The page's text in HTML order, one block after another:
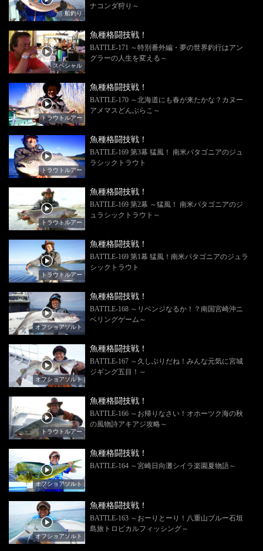
船釣り
ナコンダ狩り～
スペシャル
魚種格闘技戦！
BATTLE-171 ～特別番外編・夢の世界釣行はアン
グラーの人生を変える～
トラウトルアー
魚種格闘技戦！
BATTLE-170 ～北海道にも春が来たかな？カヌー
アメマスどんぶらこ～
トラウトルアー
魚種格闘技戦！
BATTLE-169 第3幕 猛風！ 南米パタゴニアのジュ
ラシックトラウト
トラウトルアー
魚種格闘技戦！
BATTLE-169 第2幕 ～猛風！ 南米パタゴニアのジ
ュラシックトラウト～
トラウトルアー
魚種格闘技戦！
BATTLE-169 第1幕 猛風！南米パタゴニアのジュラ
シックトラウト
オフショアソルト
魚種格闘技戦！
BATTLE-168 ～リベンジなるか！？南国宮崎沖ニ
ベリングゲーム～
オフショアソルト
魚種格闘技戦！
BATTLE-167 ～久しぶりだね！みんな元気に宮城
ジギング五目！～
トラウトルアー
魚種格闘技戦！
BATTLE-166 ～お帰りなさい！オホーツク海の秋
の風物詩アキアジ攻略～
オフショアソルト
魚種格闘技戦！
BATTLE-164 ～宮崎日向灘シイラ楽園夏物語～
オフショアソルト
魚種格闘技戦！
BATTLE-163 ～おーりとーり！八重山ブルー石垣
島旅トロピカルフィッシング～